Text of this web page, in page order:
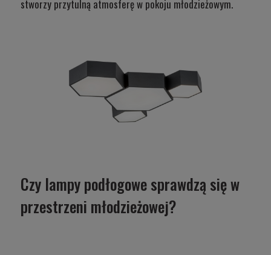
stworzy przytulną atmosferę w pokoju młodzieżowym.
Czy lampy podłogowe sprawdzą się w
przestrzeni młodzieżowej?